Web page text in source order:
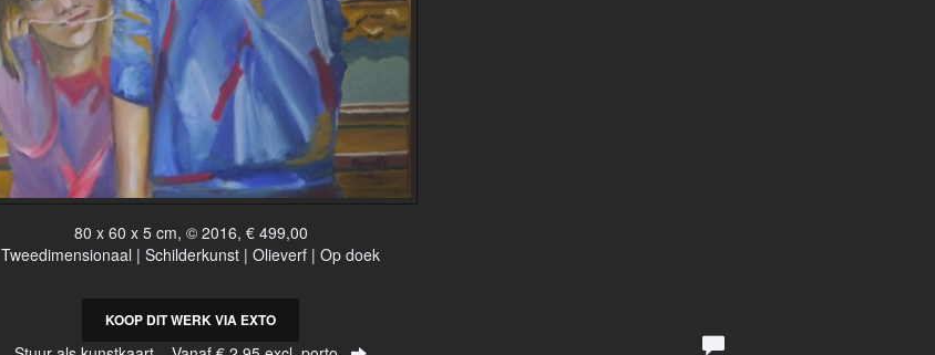
80 x 60 x 5 cm, © 2016, € 499,00
Tweedimensionaal | Schilderkunst | Olieverf | Op doek
KOOP DIT WERK VIA EXTO